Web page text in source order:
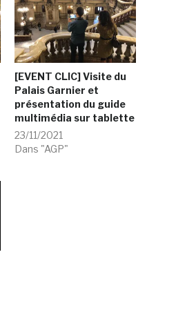
[EVENT CLIC] Visite du
Palais Garnier et
présentation du guide
multimédia sur tablette
23/11/2021
Dans "AGP"